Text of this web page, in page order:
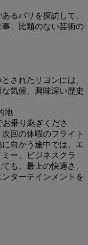
るパリを探訪して、
、比類のない芸術の
されたリヨンには、
気候、興味深い歴史
地
乗り継ぎくださ
回の休暇のフライト
向かう途中では、エ
ー、ビジネスクラ
も、最上の快適さ、
ターテインメントを